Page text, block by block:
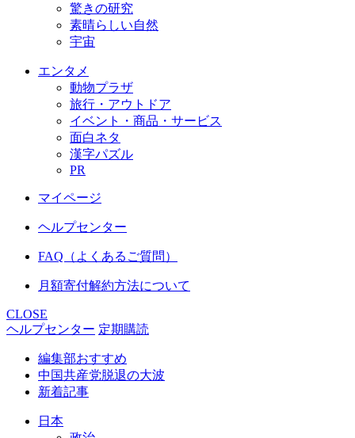
驚きの研究
素晴らしい自然
宇宙
エンタメ
動物プラザ
旅行・アウトドア
イベント・商品・サービス
面白ネタ
漢字パズル
PR
マイページ
ヘルプセンター
FAQ（よくあるご質問）
月額寄付解約方法について
CLOSE
ヘルプセンター 定期購読
編集部おすすめ
中国共産党脱退の大波
新着記事
日本